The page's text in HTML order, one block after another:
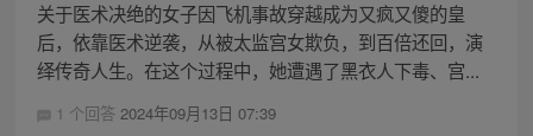
关于医术决绝的女子因飞机事故穿越成为又疯又傻的皇
后，依靠医术逆袭，从被太监宫女欺负，到百倍还回，演
绎传奇人生。在这个过程中，她遭遇了黑衣人下毒、宫...
1 个回答 2024年09月13日 07:39